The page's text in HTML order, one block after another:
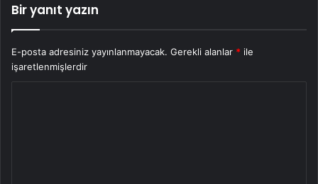
Bir yanıt yazın
E-posta adresiniz yayınlanmayacak. Gerekli alanlar * ile
işaretlenmişlerdir